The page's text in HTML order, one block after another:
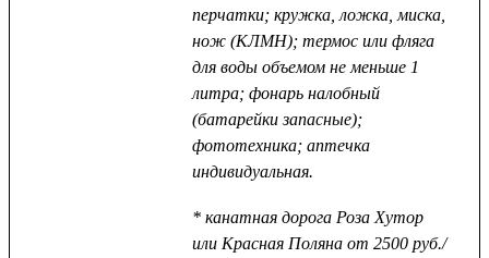
перчатки; кружка, ложка, миска,
нож (КЛМН); термос или фляга
для воды объемом не меньше 1
литра; фонарь налобный
(батарейки запасные);
фототехника; аптечка
индивидуальная.
* канатная дорога Роза Хутор
или Красная Поляна от 2500 руб./